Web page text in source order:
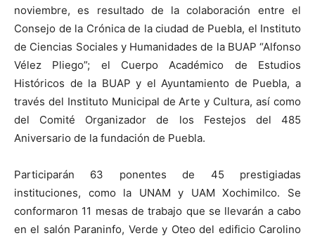
noviembre, es resultado de la colaboración entre el
Consejo de la Crónica de la ciudad de Puebla, el Instituto
de Ciencias Sociales y Humanidades de la BUAP “Alfonso
Vélez Pliego”; el Cuerpo Académico de Estudios
Históricos de la BUAP y el Ayuntamiento de Puebla, a
través del Instituto Municipal de Arte y Cultura, así como
del Comité Organizador de los Festejos del 485
Aniversario de la fundación de Puebla.
Participarán 63 ponentes de 45 prestigiadas
instituciones, como la UNAM y UAM Xochimilco. Se
conformaron 11 mesas de trabajo que se llevarán a cabo
en el salón Paraninfo, Verde y Oteo del edificio Carolino